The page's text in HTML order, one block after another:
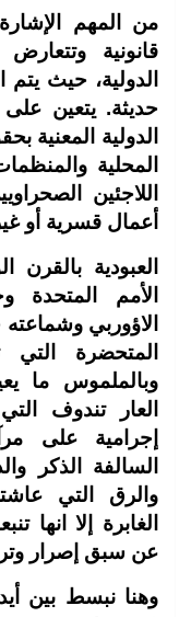
من المهم
قانونية
الدولية، حيث يتم
حديثة. يتعين على
الدولية المعنية
المحلية
اللاجئين
أعمال قسرية أو
العبودية
الأمم المتحدة
الاؤوربي
المتحضرة التي
وبالملموس ما
العار تندوف
إجرامية على
السالفة الذكر
والرق التي
الغابرة إلا
عن سبق إصرار
وهنا نبسط بين